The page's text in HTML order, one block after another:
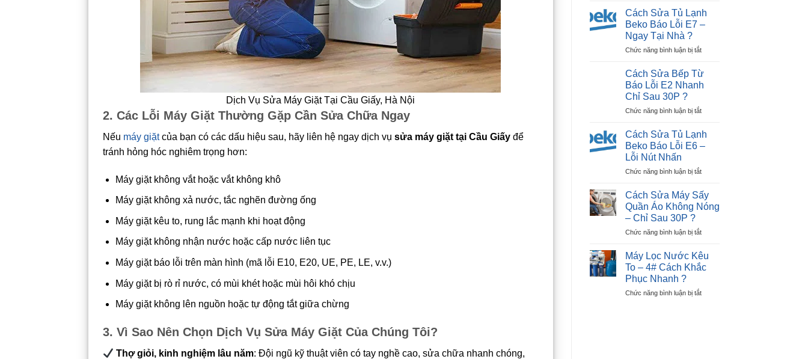
Dịch Vụ Sửa Máy Giặt Tại Cầu Giấy, Hà Nội
2. Các Lỗi Máy Giặt Thường Gặp Cần Sửa Chữa Ngay
Nếu máy giặtcủa bạn có các dấu hiệu sau, hãy liên hệ ngay dịch vụ sửa máy giặt tại Cầu Giấy để
tránh hỏng hóc nghiêm trọng hơn:
Máy giặt không vắt hoặc vắt không khô
Máy giặt không xả nước, tắc nghẽn đường ống
Máy giặt kêu to, rung lắc mạnh khi hoạt động
Máy giặt không nhận nước hoặc cấp nước liên tục
Máy giặt báo lỗi trên màn hình (mã lỗi E10, E20, UE, PE, LE, v.v.)
Máy giặt bị rò rỉ nước, có mùi khét hoặc mùi hôi khó chịu
Máy giặt không lên nguồn hoặc tự động tắt giữa chừng
3. Vì Sao Nên Chọn Dịch Vụ Sửa Máy Giặt Của Chúng Tôi?
Thợ giỏi, kinh nghiệm lâu năm: Đội ngũ kỹ thuật viên có tay nghề cao, sửa chữa nhanh chóng,
?Đen
30P?
Nhận
Màn
Dấu
Nguyên
?
Cách Sửa Tủ Lạnh
Beko Báo Lỗi E7 –
Ngay Tại Nhà ?
Chức năng bình luận bị tắtở
Lạnh
Báo
E7
Nhà
Cách Sửa Bếp Từ
Báo Lỗi E2 Nhanh
Chỉ Sau 30P ?
Chức năng bình luận bị tắtở
Sửa
Lỗi
Nhanh
Chỉ
Sau
?
Cách Sửa Tủ Lạnh
Beko Báo Lỗi E6 –
Lỗi Nút Nhấn
Chức năng bình luận bị tắtở
Sửa
Tủ
Lạnh
Báo
E6
Lỗi
Nhấn
Cách Sửa Máy Sấy
Quần Áo Không Nóng
– Chỉ Sau 30P ?
Chức năng bình luận bị tắtở
Sửa
Sấy
Áo
Máy Lọc Nước Kêu
To – 4# Cách Khắc
Phục Nhanh ?
Chức năng bình luận bị tắtở